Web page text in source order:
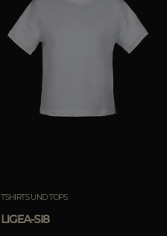
TSHIRTS UND TOPS
LIGEA-SI8